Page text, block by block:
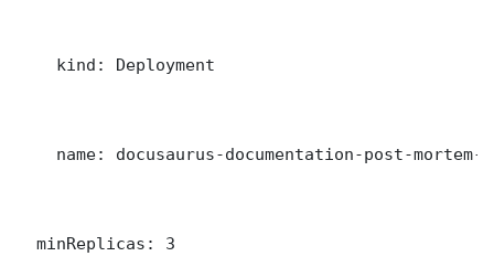
    kind: Deployment
name: docusaurus-documentation-post-mortem-
  minReplicas: 3